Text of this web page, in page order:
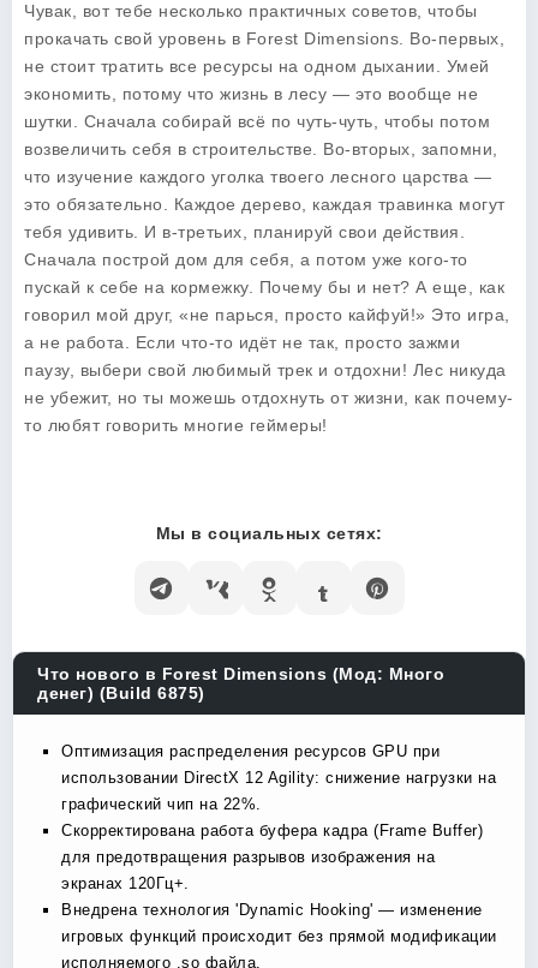
Чувак, вот тебе несколько практичных советов, чтобы
прокачать свой уровень в Forest Dimensions. Во-первых,
не стоит тратить все ресурсы на одном дыхании. Умей
экономить, потому что жизнь в лесу — это вообще не
шутки. Сначала собирай всё по чуть-чуть, чтобы потом
возвеличить себя в строительстве. Во-вторых, запомни,
что изучение каждого уголка твоего лесного царства —
это обязательно. Каждое дерево, каждая травинка могут
тебя удивить. И в-третьих, планируй свои действия.
Сначала построй дом для себя, а потом уже кого-то
пускай к себе на кормежку. Почему бы и нет? А еще, как
говорил мой друг, «не парься, просто кайфуй!» Это игра,
а не работа. Если что-то идёт не так, просто зажми
паузу, выбери свой любимый трек и отдохни! Лес никуда
не убежит, но ты можешь отдохнуть от жизни, как почему-
то любят говорить многие геймеры!
Мы в социальных сетях:
Что нового в Forest Dimensions (Мод: Много
денег) (Build 6875)
Оптимизация распределения ресурсов GPU при
использовании DirectX 12 Agility: снижение нагрузки на
графический чип на 22%.
Скорректирована работа буфера кадра (Frame Buffer)
для предотвращения разрывов изображения на
экранах 120Гц+.
Внедрена технология 'Dynamic Hooking' — изменение
игровых функций происходит без прямой модификации
исполняемого .so файла.